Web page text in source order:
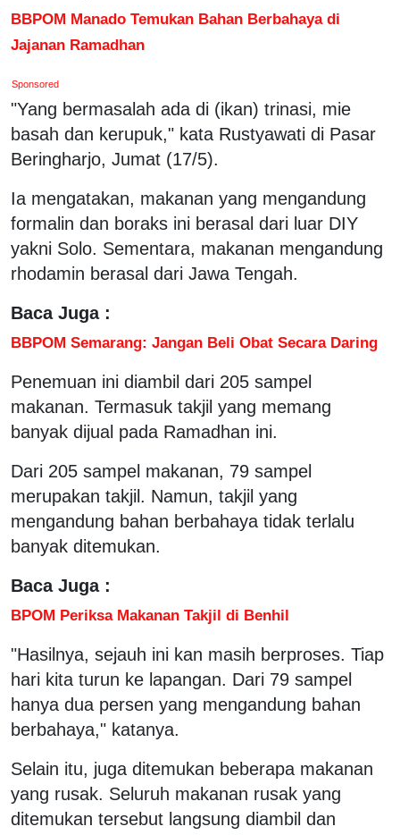
BBPOM Manado Temukan Bahan Berbahaya di
Jajanan Ramadhan
Sponsored
"Yang bermasalah ada di (ikan) trinasi, mie
basah dan kerupuk," kata Rustyawati di Pasar
Beringharjo, Jumat (17/5).
Ia mengatakan, makanan yang mengandung
formalin dan boraks ini berasal dari luar DIY
yakni Solo. Sementara, makanan mengandung
rhodamin berasal dari Jawa Tengah.
Baca Juga :
BBPOM Semarang: Jangan Beli Obat Secara Daring
Penemuan ini diambil dari 205 sampel
makanan. Termasuk takjil yang memang
banyak dijual pada Ramadhan ini.
Dari 205 sampel makanan, 79 sampel
merupakan takjil. Namun, takjil yang
mengandung bahan berbahaya tidak terlalu
banyak ditemukan.
Baca Juga :
BPOM Periksa Makanan Takjil di Benhil
"Hasilnya, sejauh ini kan masih berproses. Tiap
hari kita turun ke lapangan. Dari 79 sampel
hanya dua persen yang mengandung bahan
berbahaya," katanya.
Selain itu, juga ditemukan beberapa makanan
yang rusak. Seluruh makanan rusak yang
ditemukan tersebut langsung diambil dan